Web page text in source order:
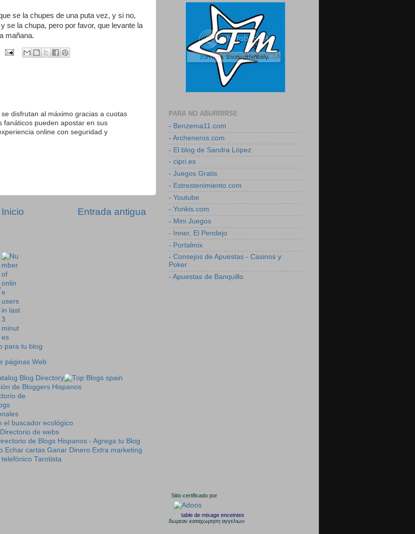
se la chupes de una puta vez, y si no,
se la chupa, pero por favor, que levante la
mañana.
se disfrutan al máximo gracias a cuotas
fanáticos pueden apostar en sus
online con seguridad y
Entrada antigua
Inicio
Echar cartas Ganar Dinero Extra marketing
Tarotista
PARA NO ABURRIRSE
- Benzema11.com
- Archeneros.com
- El blog de Sandra López
- cipri.es
- Juegos Gratis
- Estrestenimiento.com
- Youtube
- Yonkis.com
- Mini Juegos
- Inner, El Pendejo
- Portalmix
- Consejos de Apuestas - Casinos y
Poker
- Apuestas de Banquillo
Sitio certificado por
table de mixage enceintes
δωρεαν καταχωρηση αγγελιων